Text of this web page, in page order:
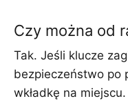
Czy można od
Tak. Jeśli klucze
bezpieczeństwo po
wkładkę na miejscu.